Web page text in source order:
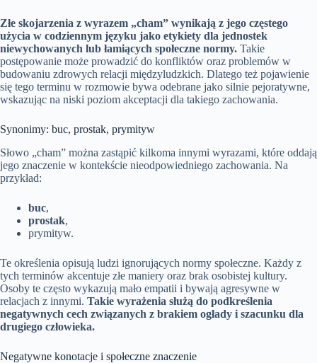
Złe skojarzenia z wyrazem „cham” wynikają z jego częstego
użycia w codziennym języku jako etykiety dla jednostek
niewychowanych lub łamiących społeczne normy. Takie
postępowanie może prowadzić do konfliktów oraz problemów w
budowaniu zdrowych relacji międzyludzkich. Dlatego też pojawienie
się tego terminu w rozmowie bywa odebrane jako silnie pejoratywne,
wskazując na niski poziom akceptacji dla takiego zachowania.
Synonimy: buc, prostak, prymityw
Słowo „cham” można zastąpić kilkoma innymi wyrazami, które oddają
jego znaczenie w kontekście nieodpowiedniego zachowania. Na
przykład:
buc,
prostak,
prymityw.
Te określenia opisują ludzi ignorujących normy społeczne. Każdy z
tych terminów akcentuje złe maniery oraz brak osobistej kultury.
Osoby te często wykazują mało empatii i bywają agresywne w
relacjach z innymi. Takie wyrażenia służą do podkreślenia
negatywnych cech związanych z brakiem ogłady i szacunku dla
drugiego człowieka.
Negatywne konotacje i społeczne znaczenie